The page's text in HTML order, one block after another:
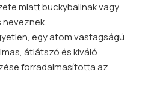
miatt buckyballnak vagy
egyatomvastagságú
átlátszó és kiváló
forradalmasította az